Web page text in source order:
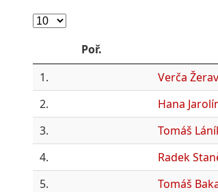
Poř.
1.
Verča
2.
Hana
3.
Tomáš
4.
Radek
5.
Tomáš